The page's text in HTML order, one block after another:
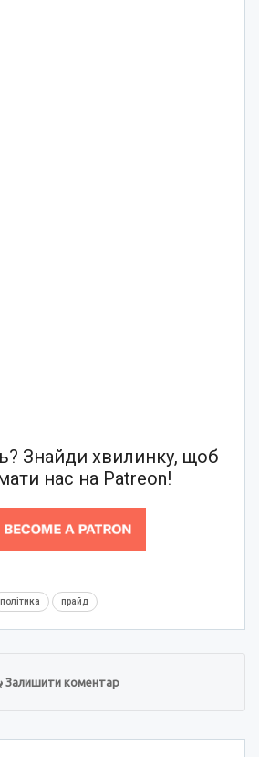
Знайди хвилинку, щоб
нас на Patreon!
політика прайд
Залишити коментар